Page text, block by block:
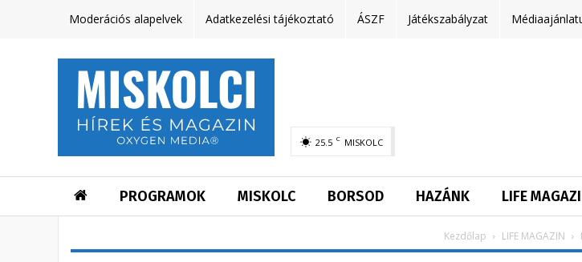
Moderációs alapelvek Adatkezelési tájékoztató ÁSZF Játékszabályzat
25.5 C MISKOLC
PROGRAMOK MISKOLC BORSOD HAZÁNK LIFE
Kezdőlap LIFE MAGAZIN